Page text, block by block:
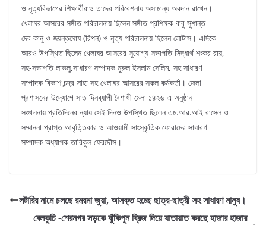
ও নৃত্যবিভাগের শিক্ষার্থীরাও তাদের পরিবেশনায় অসামান্য অবদান রাখেন।
খেলাঘর আসরের সঙ্গীত পরিচালনায় ছিলেন সঙ্গীত প্রশিক্ষক বাবু সুশান্ত
দেব কানু ও জয়ন্তঘোষ (রিপন) ও নৃত্য পরিচালনায় ছিলেন লোটাস। এদিকে
আরও উপস্থিত ছিলেন খেলাঘর আসরের সুযোগ্য সভাপতি সিদ্ধার্থ শংকর রায়,
সহ-সভাপতি লাভলু,সাধারণ সম্পাদক নুরুল ইসলাম সেলিম, সহ সাধারণ
সম্পাদক বিকাশ চন্দ্র সাহা সহ খেলাঘর আসরের সকল কর্মকর্তা। জেলা
প্রশাসনের উদ্যোগে সাত দিনব্যাপী বৈশাখী মেলা ১৪২৬ এ অনুষ্ঠান
সঞ্চালনায় প্রতিদিনের ন্যায় সেই দিনও উপস্থিত ছিলেন এম.আর.আই রাসেল ও
সম্মাননা প্রাপ্ত আবৃত্তিকার ও আওয়ামী সাংস্কৃতিক ফোরামের সাধারণ
সম্পাদক অধ্যাপক তারিকুল ফেরদৌস।
লটারির নামে চলছে রমরমা জুয়া, আসক্ত হচ্ছে ছাত্র-ছাত্রী সহ সাধারণ মানুষ।
বেলকুচি -শেরনগর সড়কে ঝুঁকিপুন ব্রিজ দিয়ে যাতায়াত করছে হাজার হাজার